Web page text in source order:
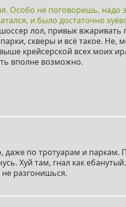
Особо не поговоришь, надо
и было достаточно
лол, привык вжаривать
скверы и всё такое. Не,
крейсерской всех моих
вполне возможно.
по тротуарам и паркам.
Хуй там, гнал как
разгонишься.